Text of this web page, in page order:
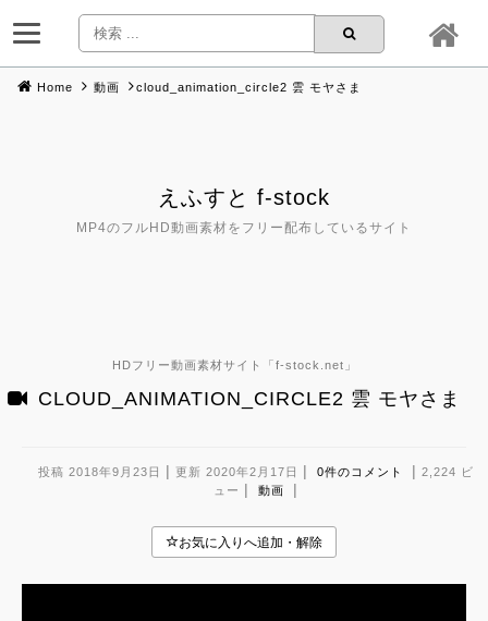
Home 動画 cloud_animation_circle2 雲 モヤさま
えふすと f-stock
MP4のフルHD動画素材をフリー配布しているサイト
HDフリー動画素材サイト「f-stock.net 」
CLOUD_ANIMATION_CIRCLE2 雲 モヤさま
投稿 2018年9月23日 | 更新 2020年2月17日 | 0件のコメント | 2,224 ビ
ュー | 動画 |